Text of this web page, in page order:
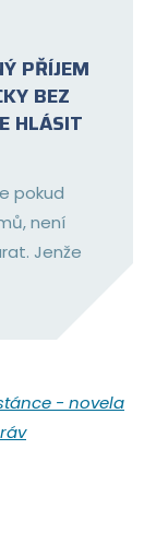
PŘÍJEM
BEZ
HLÁSIT
pokud
není
Jenže